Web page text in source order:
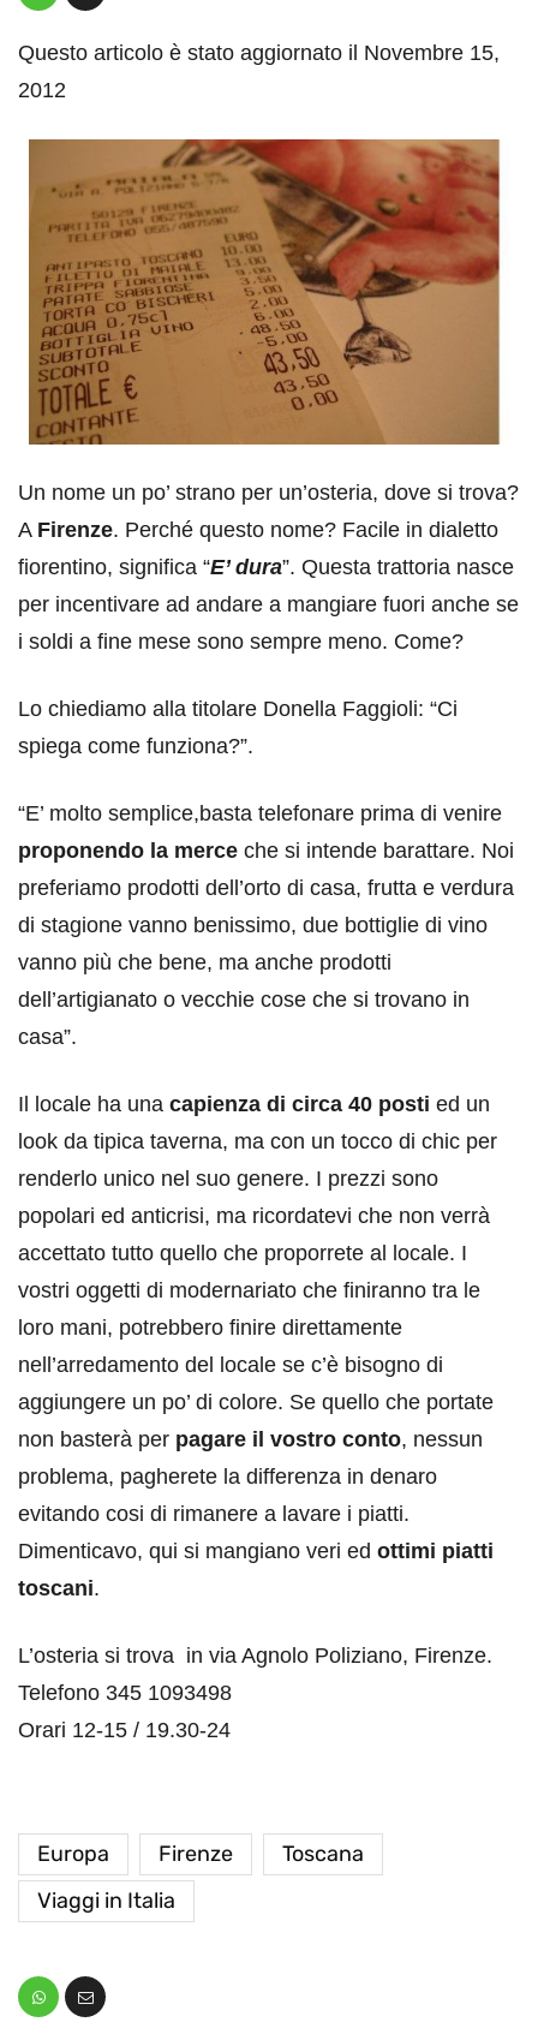
Questo articolo è stato aggiornato il Novembre 15,
2012
Un nome un po’ strano per un’osteria, dove si trova?
A Firenze. Perché questo nome? Facile in dialetto
fiorentino, significa “E’ dura”. Questa trattoria nasce
per incentivare ad andare a mangiare fuori anche se
i soldi a fine mese sono sempre meno. Come?
Lo chiediamo alla titolare Donella Faggioli: “Ci
spiega come funziona?”.
“E’ molto semplice,basta telefonare prima di venire
proponendo la merce che si intende barattare. Noi
preferiamo prodotti dell’orto di casa, frutta e verdura
di stagione vanno benissimo, due bottiglie di vino
vanno più che bene, ma anche prodotti
dell’artigianato o vecchie cose che si trovano in
casa”.
Il locale ha una capienza di circa 40 posti ed un
look da tipica taverna, ma con un tocco di chic per
renderlo unico nel suo genere. I prezzi sono
popolari ed anticrisi, ma ricordatevi che non verrà
accettato tutto quello che proporrete al locale. I
vostri oggetti di modernariato che finiranno tra le
loro mani, potrebbero finire direttamente
nell’arredamento del locale se c’è bisogno di
aggiungere un po’ di colore. Se quello che portate
non basterà per pagare il vostro conto, nessun
problema, pagherete la differenza in denaro
evitando cosi di rimanere a lavare i piatti.
Dimenticavo, qui si mangiano veri ed ottimi piatti
toscani.
L’osteria si trova in via Agnolo Poliziano, Firenze.
Telefono 345 1093498
Orari 12-15 / 19.30-24
Europa Firenze
Toscana
Viaggi in Italia